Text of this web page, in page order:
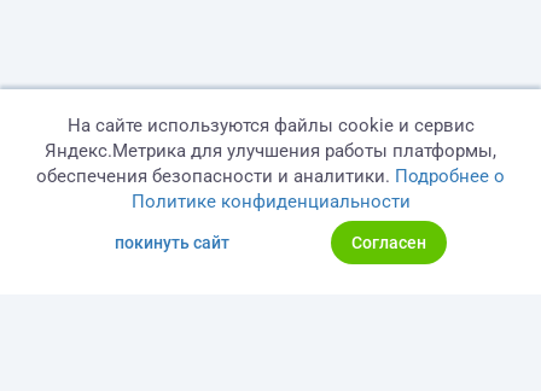
На сайте используются файлы cookie и сервис
Яндекс.Метрика для улучшения работы платформы,
обеспечения безопасности и аналитики. Подробнее о
Политике конфиденциальности
покинуть сайт Согласен